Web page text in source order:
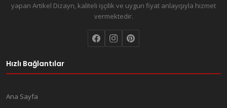
yapan Artikel Dizayn, kaliteli işçilik ve uygun fiyat anlayışıyla hizmet
vermektedir.
Hızlı Bağlantılar
Ana Sayfa